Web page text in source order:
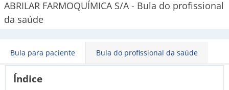
ABRILAR FARMOQUÍMICA S/A - Bula do profissional
da saúde
Bula para paciente Bula do profissional da saúde
Índice